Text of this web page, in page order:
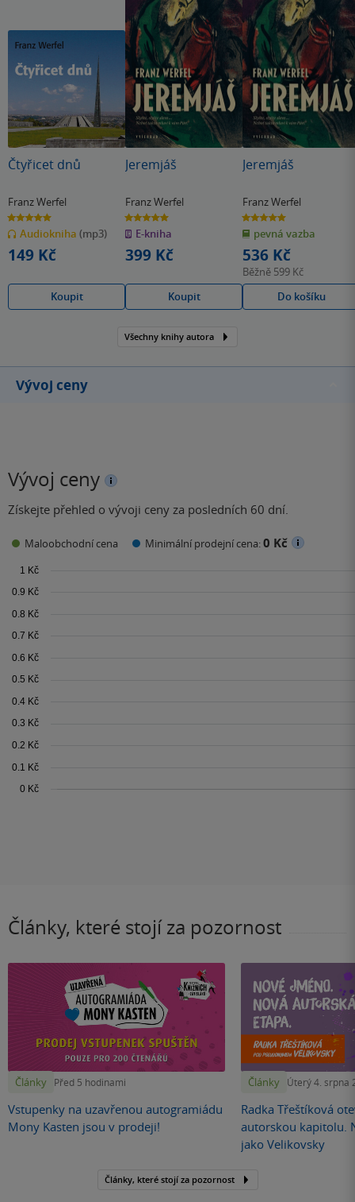
Čtyřicet dnů
Franz Werfel
5.0
z
5
hvězdiček
Audiokniha (mp3)
149 Kč
Koupit
Jeremjáš
Franz Werfel
5.0
z
5
hvězdiček
E-kniha
399 Kč
Koupit
Jeremjáš
Franz Werfel
5.0
z
5
hvězdiček
pevná vazba
536 Kč
Běžně 599 Kč
Do košíku
Všechny knihy autora
Vývoj ceny
Vývoj ceny
Získejte přehled o vývoji ceny za posledních 60 dní.
Maloobchodní cena Minimální prodejní cena:0 Kč
Články, které stojí za pozornost
Články Před 5 hodinami
Vstupenky na uzavřenou autogramiádu
Mony Kasten jsou v prodeji!
Články Úterý 4. srpna
Radka Třeštíková
autorskou kapitolu.
jako Velikovsky
Články, které stojí za pozornost